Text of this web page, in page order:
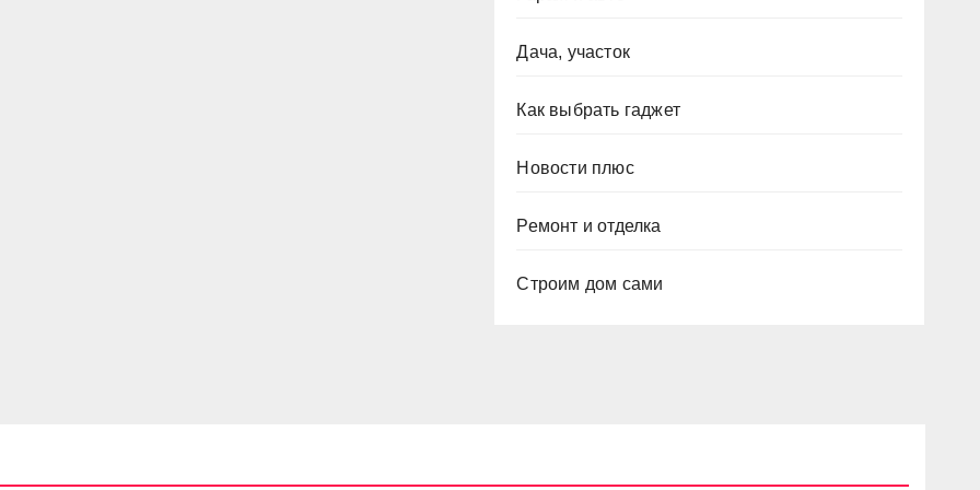
Дача, участок
Как выбрать гаджет
Новости плюс
Ремонт и отделка
Строим дом сами